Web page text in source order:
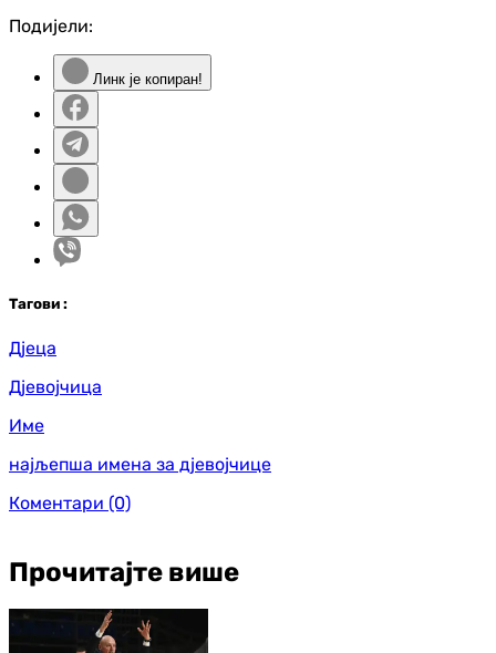
Подијели:
Линк је копиран!
Тагови :
Дјеца
Дјевојчица
Име
најљепша имена за дјевојчице
Коментари (0)
Прочитајте више